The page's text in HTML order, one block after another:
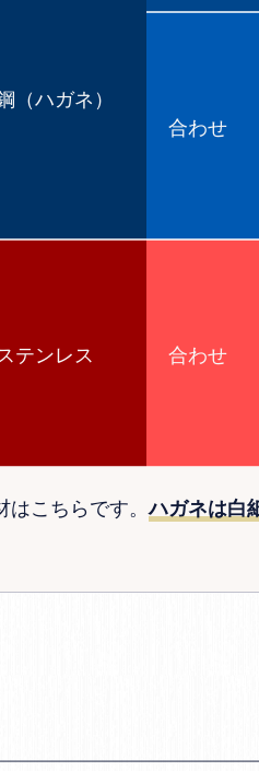
（ハガネ）
合わせ
ステンレス 合わせ
はこちらです。ハガネは白